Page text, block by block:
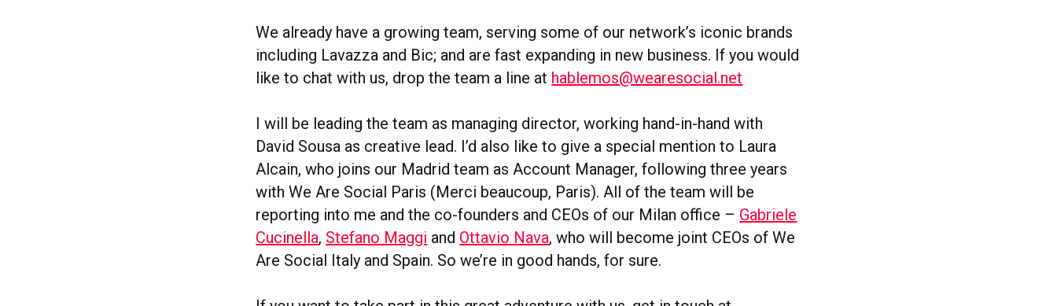
We already have a growing team, serving some of our network’s iconic brands
including Lavazza and Bic; and are fast expanding in new business. If you would
like to chat with us, drop the team a line at hablemos@wearesocial.net
I will be leading the team as managing director, working hand-in-hand with
David Sousa as creative lead. I’d also like to give a special mention to Laura
Alcain, who joins our Madrid team as Account Manager, following three years
with We Are Social Paris (Merci beaucoup, Paris). All of the team will be
reporting into me and the co-founders and CEOs of our Milan office – Gabriele
Cucinella, Stefano Maggi and Ottavio Nava, who will become joint CEOs of We
Are Social Italy and Spain. So we’re in good hands, for sure.